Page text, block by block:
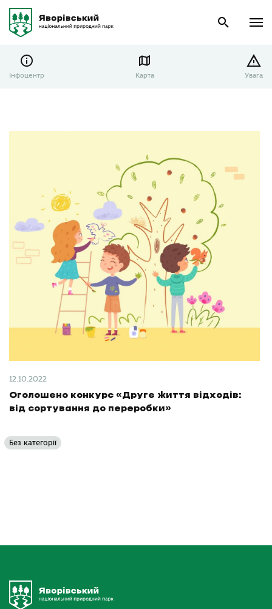
Інфоцентр Карта Увага
12.10.2022
Оголошено конкурс «Друге життя відходів:
від сортування до переробки»
Без категорії